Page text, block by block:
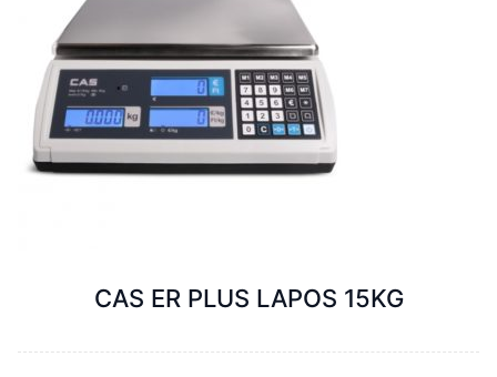
CAS ER PLUS LAPOS 15KG